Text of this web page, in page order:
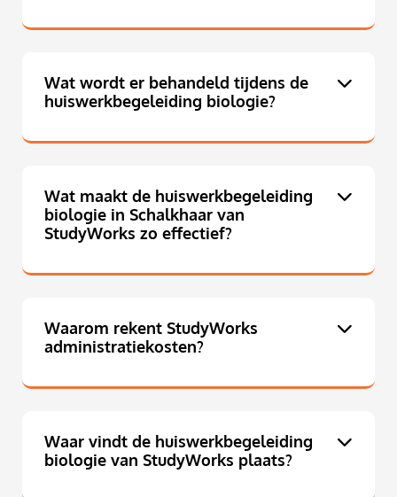
Wat wordt er behandeld tijdens de
huiswerkbegeleiding biologie?
Wat maakt de huiswerkbegeleiding
biologie in Schalkhaar van
StudyWorks zo effectief?
Waarom rekent StudyWorks
administratiekosten?
Waar vindt de huiswerkbegeleiding
biologie van StudyWorks plaats?